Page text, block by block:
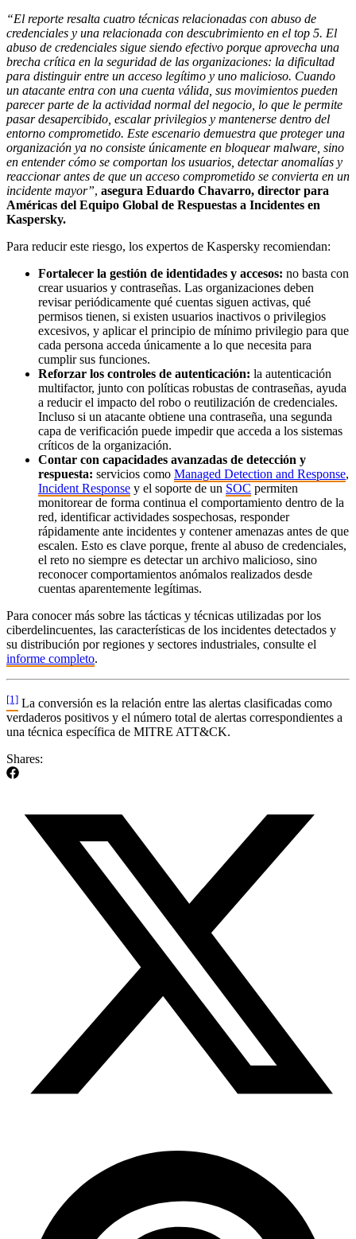
“El reporte resalta cuatro técnicas relacionadas con abuso de
credenciales y una relacionada con descubrimiento en el top 5. El
abuso de credenciales sigue siendo efectivo porque aprovecha una
brecha crítica en la seguridad de las organizaciones: la dificultad
para distinguir entre un acceso legítimo y uno malicioso. Cuando
un atacante entra con una cuenta válida, sus movimientos pueden
parecer parte de la actividad normal del negocio, lo que le permite
pasar desapercibido, escalar privilegios y mantenerse dentro del
entorno comprometido. Este escenario demuestra que proteger una
organización ya no consiste únicamente en bloquear malware, sino
en entender cómo se comportan los usuarios, detectar anomalías y
reaccionar antes de que un acceso comprometido se convierta en un
incidente mayor”, asegura Eduardo Chavarro, director para
Américas del Equipo Global de Respuestas a Incidentes en
Kaspersky.
Para reducir este riesgo, los expertos de Kaspersky recomiendan:
Fortalecer la gestión de identidades y accesos: no basta con
crear usuarios y contraseñas. Las organizaciones deben
revisar periódicamente qué cuentas siguen activas, qué
permisos tienen, si existen usuarios inactivos o privilegios
excesivos, y aplicar el principio de mínimo privilegio para que
cada persona acceda únicamente a lo que necesita para
cumplir sus funciones.
Reforzar los controles de autenticación: la autenticación
multifactor, junto con políticas robustas de contraseñas, ayuda
a reducir el impacto del robo o reutilización de credenciales.
Incluso si un atacante obtiene una contraseña, una segunda
capa de verificación puede impedir que acceda a los sistemas
críticos de la organización.
Contar con capacidades avanzadas de detección y
respuesta: servicios como Managed Detection and Response,
Incident Response y el soporte de un SOC permiten
monitorear de forma continua el comportamiento dentro de la
red, identificar actividades sospechosas, responder
rápidamente ante incidentes y contener amenazas antes de que
escalen. Esto es clave porque, frente al abuso de credenciales,
el reto no siempre es detectar un archivo malicioso, sino
reconocer comportamientos anómalos realizados desde
cuentas aparentemente legítimas.
Para conocer más sobre las tácticas y técnicas utilizadas por los
ciberdelincuentes, las características de los incidentes detectados y
su distribución por regiones y sectores industriales, consulte el
informe completo.
[1] La conversión es la relación entre las alertas clasificadas como
verdaderos positivos y el número total de alertas correspondientes a
una técnica específica de MITRE ATT&CK.
Shares: